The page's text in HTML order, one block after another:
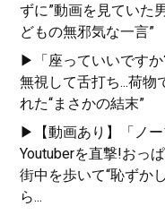
ずに”動画を見ていた
どもの無邪気な一言”
▶「座っていいです
無視して舌打ち...荷物
れた“まさかの結末”
▶【動画あり】「ノ
Youtuberを直撃!おっ
街中を歩いて“恥ずか
ら...